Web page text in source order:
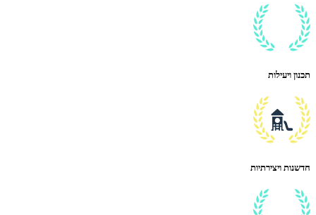
תכנון ויעילות
חדשנות ויצירתיות